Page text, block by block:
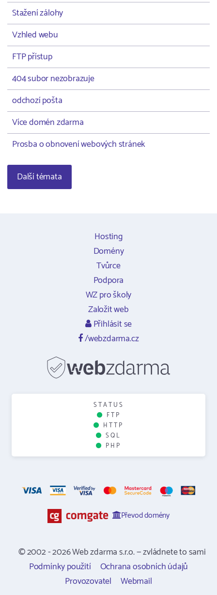
Stažení zálohy
Vzhled webu
FTP přístup
404 subor nezobrazuje
odchozí pošta
Více domén zdarma
Prosba o obnovení webových stránek
Další témata
Hosting
Domény
Tvůrce
Podpora
WZ pro školy
Založit web
Přihlásit se
/webzdarma.cz
STATUS
FTP
HTTP
SQL
PHP
Převod domény
© 2002 - 2026 Web zdarma s.r.o. — zvládnete to sami
Podmínky použití
Ochrana osobních údajů
Provozovatel
Webmail